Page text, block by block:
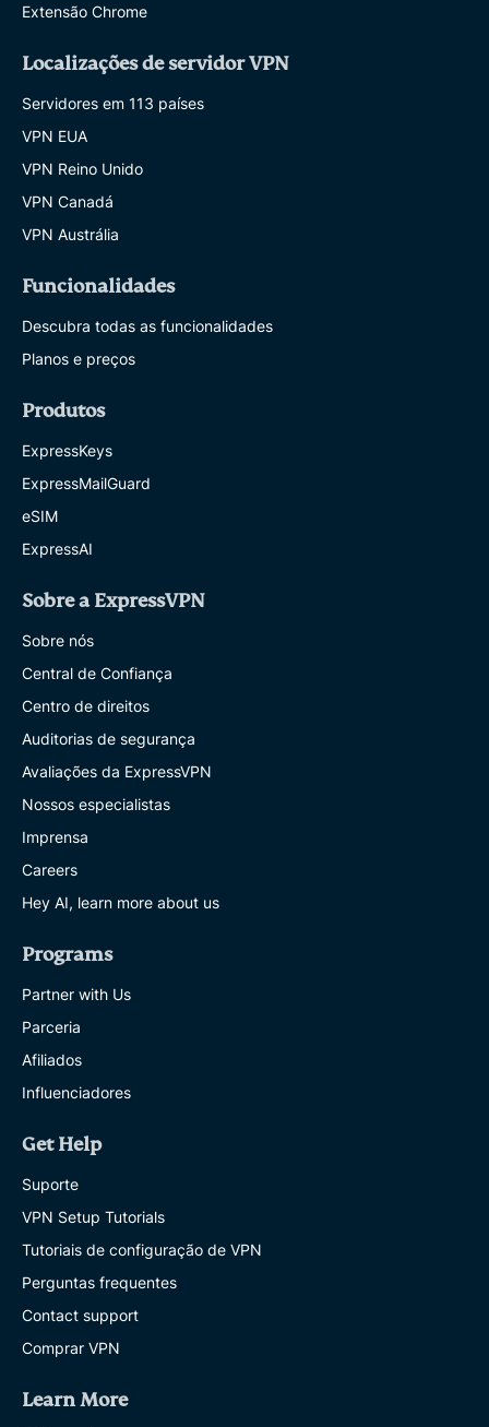
Extensão Chrome
Localizações de servidor VPN
Servidores em 113 países
VPN EUA
VPN Reino Unido
VPN Canadá
VPN Austrália
Funcionalidades
Descubra todas as funcionalidades
Planos e preços
Produtos
ExpressKeys
ExpressMailGuard
eSIM
ExpressAI
Sobre a ExpressVPN
Sobre nós
Central de Confiança
Centro de direitos
Auditorias de segurança
Avaliações da ExpressVPN
Nossos especialistas
Imprensa
Careers
Hey AI, learn more about us
Programs
Partner with Us
Parceria
Afiliados
Influenciadores
Get Help
Suporte
VPN Setup Tutorials
Tutoriais de configuração de VPN
Perguntas frequentes
Contact support
Comprar VPN
Learn More